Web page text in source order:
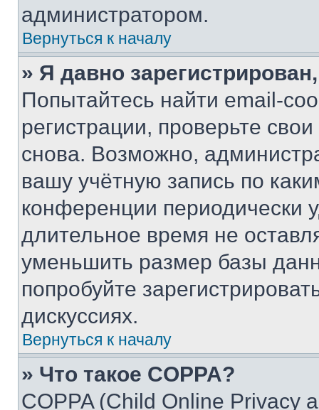
администратором.
Вернуться к началу
» Я давно
Попытайтесь найти email-
регистрации, проверьте
снова. Возможно,
вашу учётную запись по
конференции периодически
длительное время не
уменьшить размер базы
попробуйте
дискуссиях.
Вернуться к началу
» Что такое COPPA?
COPPA (Child Online Privacy